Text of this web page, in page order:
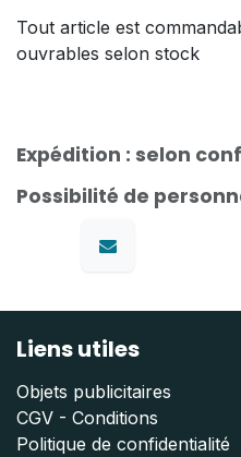
Tout article est
ouvrables selon stock
Expédition : selon
Possibilité de
Liens utiles
Objets publicitaires
CGV - Conditions
Politique de confidentialité